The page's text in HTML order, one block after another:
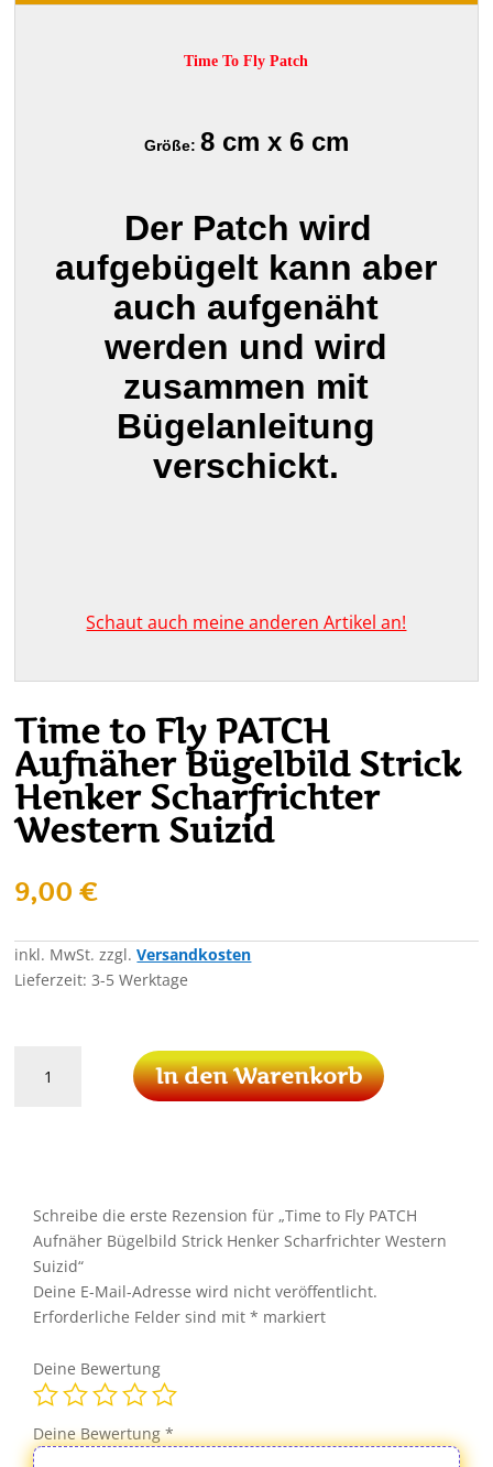
Time To Fly Patch
Größe: 8 cm x 6 cm
Der Patch wird
aufgebügelt kann aber
auch aufgenäht
werden und wird
zusammen mit
Bügelanleitung
verschickt.
Schaut auch meine anderen Artikel an!
Time to Fly PATCH
Aufnäher Bügelbild Strick
Henker Scharfrichter
Western Suizid
9,00€
inkl. MwSt. zzgl.Versandkosten
Lieferzeit:3-5 Werktage
Strick
Henker
Scharfrichter
Western
Suizid
In den Warenkorb
Schreibe die erste Rezension für „Time to Fly PATCH
Aufnäher Bügelbild Strick Henker Scharfrichter Western
Suizid“
Deine E-Mail-Adresse wird nicht veröffentlicht.
Erforderliche Felder sind mit* markiert
Deine Bewertung
Deine Bewertung*